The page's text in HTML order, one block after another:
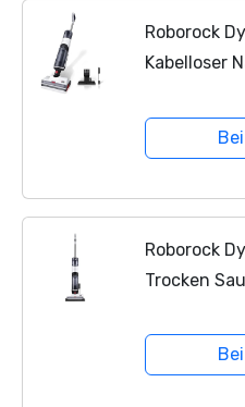
Roborock
Kabelloser
Roborock
Trocken
13000Pa,